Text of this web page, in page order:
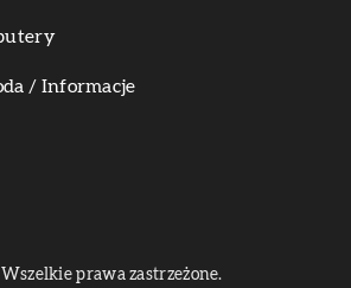
/ Informacje
prawa zastrzeżone.